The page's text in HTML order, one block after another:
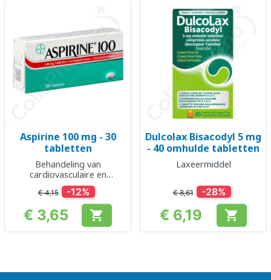
Aspirine 100 mg - 30
tabletten
Behandeling van
cardiovasculaire en
cerebrale aandoeningen
€ 4,15 -12%
Prijs
€ 3,65 
Dulcolax Bisacodyl 5 mg
- 40 omhulde tabletten
Laxeermiddel
€ 8,61 -28%
Prijs
€ 6,19 